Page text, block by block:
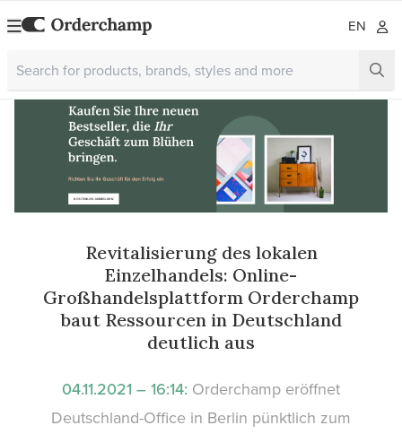
EN
Revitalisierung des lokalen
Einzelhandels: Online-
Großhandelsplattform Orderchamp
baut Ressourcen in Deutschland
deutlich aus
04.11.2021 – 16:14: Orderchamp eröffnet
Deutschland-Office in Berlin pünktlich zum